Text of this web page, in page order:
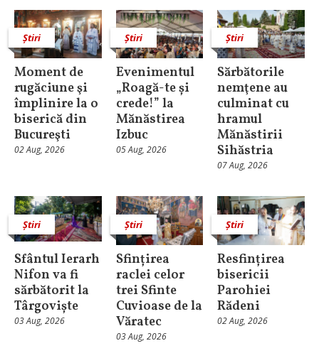
Știri
Moment de
rugăciune şi
împlinire la o
biserică din
Bucureşti
02 Aug, 2026
Știri
Evenimentul
„Roagă-te și
crede!” la
Mănăstirea
Izbuc
05 Aug, 2026
Știri
Sărbătorile
nemţene au
culminat cu
hramul
Mănăstirii
Sihăstria
07 Aug, 2026
Știri
Sfântul Ierarh
Nifon va fi
sărbătorit la
Târgoviște
03 Aug, 2026
Știri
Sfințirea
raclei celor
trei Sfinte
Cuvioase de la
Văratec
03 Aug, 2026
Știri
Resfințirea
bisericii
Parohiei
Rădeni
02 Aug, 2026